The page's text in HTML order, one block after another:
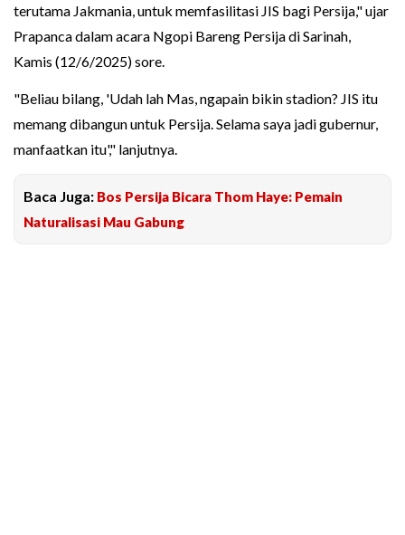
terutama Jakmania, untuk memfasilitasi JIS bagi Persija," ujar
Prapanca dalam acara Ngopi Bareng Persija di Sarinah,
Kamis (12/6/2025) sore.
"Beliau bilang, 'Udah lah Mas, ngapain bikin stadion? JIS itu
memang dibangun untuk Persija. Selama saya jadi gubernur,
manfaatkan itu'," lanjutnya.
Baca Juga: Bos Persija Bicara Thom Haye: Pemain
Naturalisasi Mau Gabung